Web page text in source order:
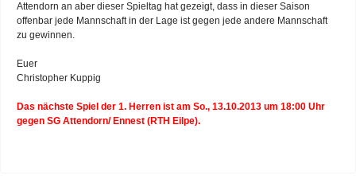
Attendorn an aber dieser Spieltag hat gezeigt, dass in dieser Saison
offenbar jede Mannschaft in der Lage ist gegen jede andere Mannschaft
zu gewinnen.
Euer
Christopher Kuppig
Das nächste Spiel der 1. Herren ist am So., 13.10.2013 um 18:00 Uhr
gegen SG Attendorn/ Ennest (RTH Eilpe).